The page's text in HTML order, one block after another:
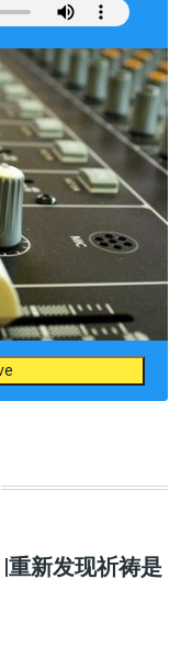
|重新发现祈祷是